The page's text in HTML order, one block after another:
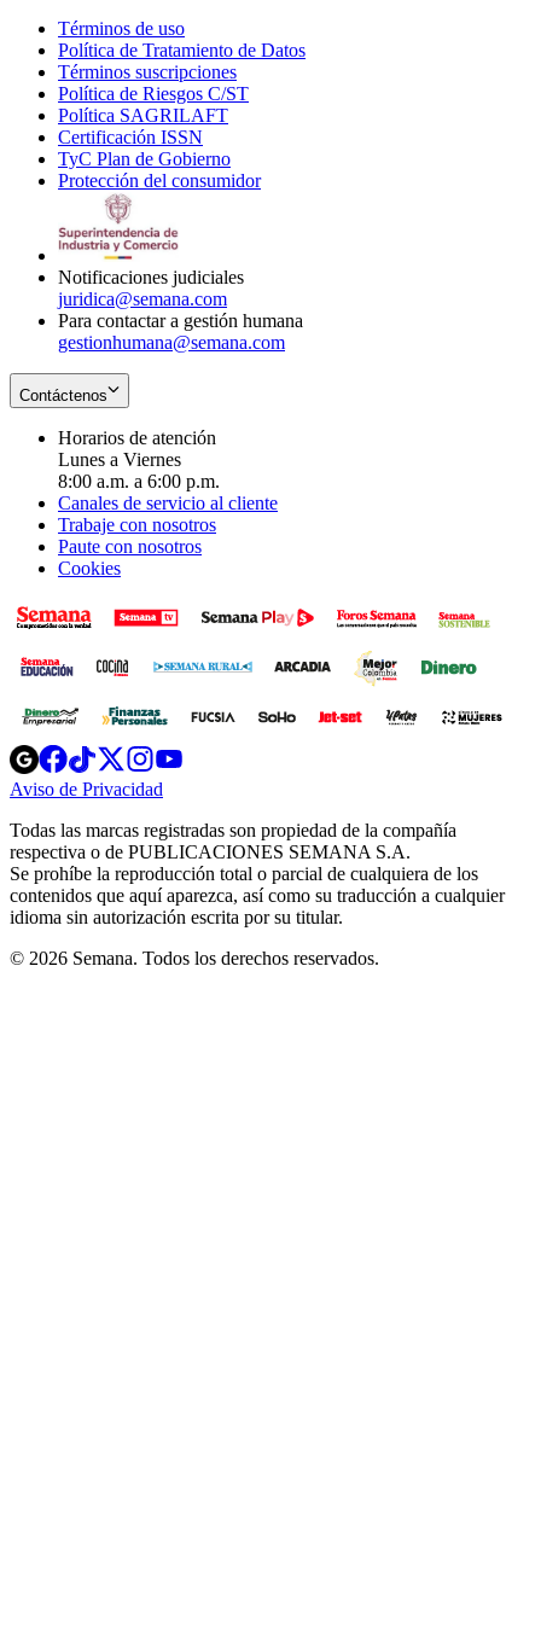
Términos de uso
in
new
window
Política de Tratamiento de Datos
Términos suscripciones
in
Política de Riesgos C/ST
Política SAGRILAFT
new
window
Certificación ISSN
in
new
TyC Plan de Gobierno
in
Protección del consumidorOpens
Notificaciones judiciales
juridica@semana.com
Para contactar a gestión humana
gestionhumana@semana.com
Contáctenos
Horarios de atención
Lunes a Viernes
8:00 a.m. a 6:00 p.m.
Canales de servicio al cliente
Trabaje con nosotros
Paute con nosotros
Cookies
Opens
in
new
Opens
in
new
Opens
in
new
window
Opens
new
windowwindow
Aviso de Privacidad
new
window
Todas las marcas registradas son propiedad de la compañía
respectiva o de PUBLICACIONES SEMANA S.A.
Se prohíbe la reproducción total o parcial de cualquiera de los
contenidos que aquí aparezca, así como su traducción a cualquier
idioma sin autorización escrita por su titular.
© 2026 Semana. Todos los derechos reservados.